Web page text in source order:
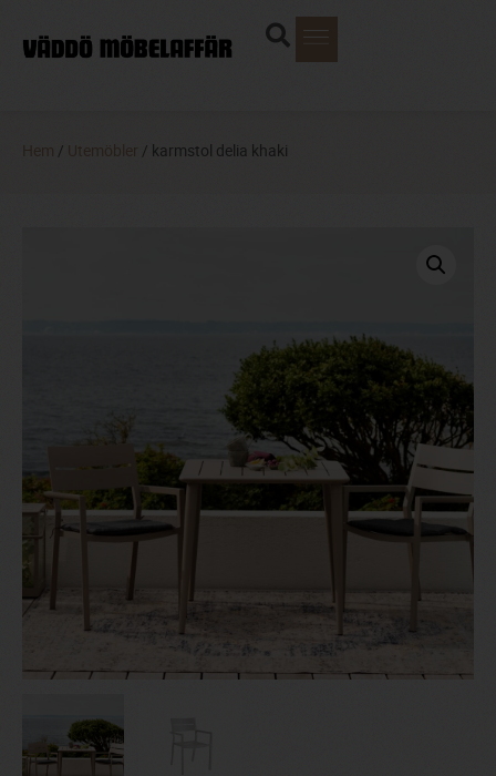
Hem / Utemöbler / karmstol delia khaki